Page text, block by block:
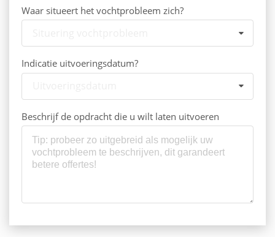
Waar situeert het vochtprobleem zich?
Indicatie uitvoeringsdatum?
Beschrijf de opdracht die u wilt laten uitvoeren